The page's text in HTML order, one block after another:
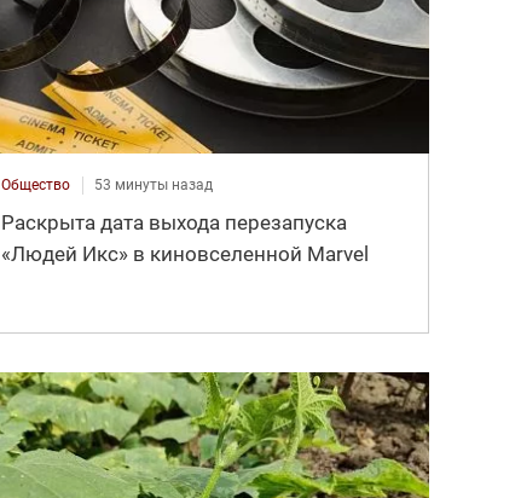
Общество 53 минуты назад
Раскрыта дата выхода перезапуска
«Людей Икс» в киновселенной Marvel